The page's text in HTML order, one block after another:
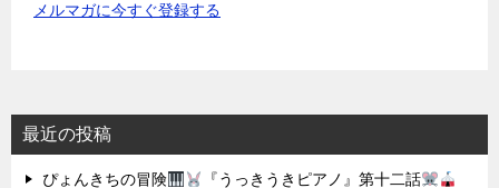
メルマガに今すぐ登録する
最近の投稿
ぴょんきちの冒険
『うっきうきピアノ』第十二話